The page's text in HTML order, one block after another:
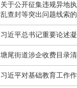
关于公开征集违规异地
乱查封等突出问题线索
习近平总书记重要论述
塘尾街道涉企收费目录
习近平对基础教育工作